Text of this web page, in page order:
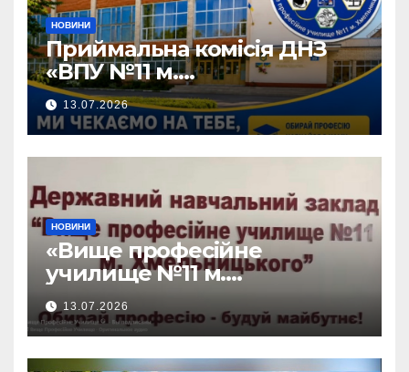
НОВИНИ
Приймальна комісія ДНЗ
«ВПУ №11 м.
Хмельницького» активно
працює!
13.07.2026
НОВИНИ
«Вище професійне
училище №11 м.
Хмельницького» запрошує
на навчання!
13.07.2026